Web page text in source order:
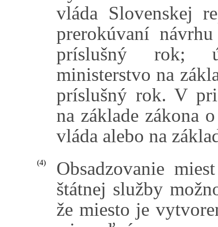
vláda Slovenskej
prerokúvaní
príslušný rok;
ministerstvo na
príslušný rok. V
na základe zákona
vláda alebo na
(4)
Obsadzovanie
štátnej služby
že miesto je